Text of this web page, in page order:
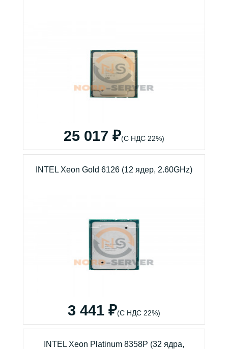
25 017 ₽(С НДС 22%)
INTEL Xeon Gold 6126 (12 ядер, 2.60GHz)
3 441 ₽(С НДС 22%)
INTEL Xeon Platinum 8358P (32 ядра,